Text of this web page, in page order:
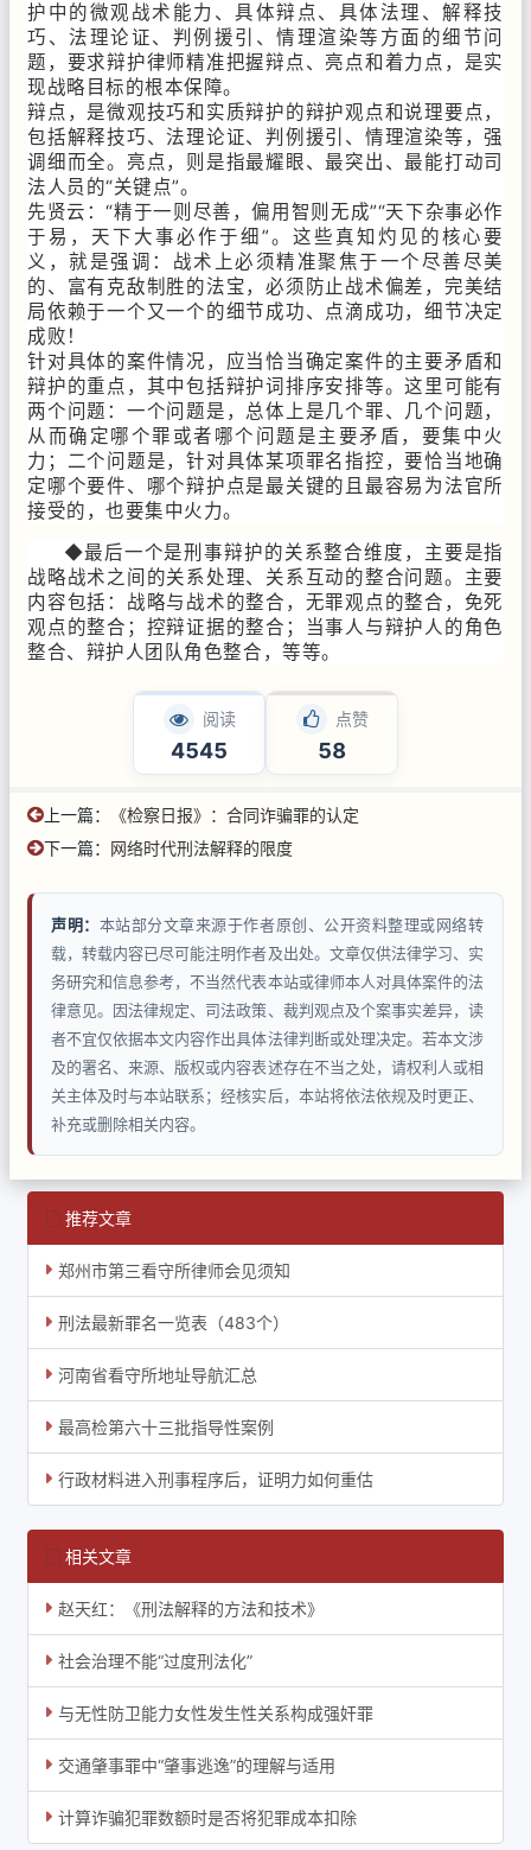
护中的微观战术能力、具体辩点、具体法理、解释技
巧、法理论证、判例援引、情理渲染等方面的细节问
题，要求辩护律师精准把握辩点、亮点和着力点，是实
现战略目标的根本保障。
辩点，是微观技巧和实质辩护的辩护观点和说理要点，
包括解释技巧、法理论证、判例援引、情理渲染等，强
调细而全。亮点，则是指最耀眼、最突出、最能打动司
法人员的“关键点”。
先贤云：“精于一则尽善，偏用智则无成”“天下杂事必作
于易，天下大事必作于细”。这些真知灼见的核心要
义，就是强调：战术上必须精准聚焦于一个尽善尽美
的、富有克敌制胜的法宝，必须防止战术偏差，完美结
局依赖于一个又一个的细节成功、点滴成功，细节决定
成败！
针对具体的案件情况，应当恰当确定案件的主要矛盾和
辩护的重点，其中包括辩护词排序安排等。这里可能有
两个问题：一个问题是，总体上是几个罪、几个问题，
从而确定哪个罪或者哪个问题是主要矛盾，要集中火
力；二个问题是，针对具体某项罪名指控，要恰当地确
定哪个要件、哪个辩护点是最关键的且最容易为法官所
接受的，也要集中火力。
◆最后一个是刑事辩护的关系整合维度，主要是指
战略战术之间的关系处理、关系互动的整合问题。主要
内容包括：战略与战术的整合，无罪观点的整合，免死
观点的整合；控辩证据的整合；当事人与辩护人的角色
整合、辩护人团队角色整合，等等。
阅读
4545
点赞
58
上一篇：
《检察日报》：合同诈骗罪的认定
下一篇： 网络时代刑法解释的限度
声明： 本站部分文章来源于作者原创、公开资料整理或网络转
载，转载内容已尽可能注明作者及出处。文章仅供法律学习、实
务研究和信息参考，不当然代表本站或律师本人对具体案件的法
律意见。因法律规定、司法政策、裁判观点及个案事实差异，读
者不宜仅依据本文内容作出具体法律判断或处理决定。若本文涉
及的署名、来源、版权或内容表述存在不当之处，请权利人或相
关主体及时与本站联系；经核实后，本站将依法依规及时更正、
补充或删除相关内容。
推荐文章
郑州市第三看守所律师会见须知
刑法最新罪名一览表（483个）
河南省看守所地址导航汇总
最高检第六十三批指导性案例
行政材料进入刑事程序后，证明力如何重估
相关文章
赵天红：《刑法解释的方法和技术》
社会治理不能“过度刑法化”
与无性防卫能力女性发生性关系构成强奸罪
交通肇事罪中“肇事逃逸”的理解与适用
计算诈骗犯罪数额时是否将犯罪成本扣除